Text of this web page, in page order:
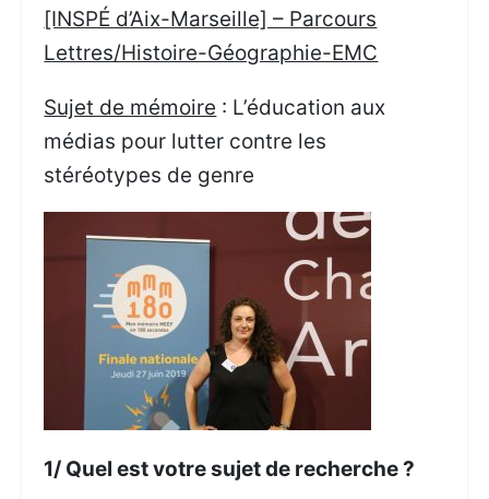
[INSPÉ d’Aix-Marseille] – Parcours
Lettres/Histoire-Géographie-EMC
Sujet de mémoire : L’éducation aux
médias pour lutter contre les
stéréotypes de genre
1/ Quel est votre sujet de recherche ?